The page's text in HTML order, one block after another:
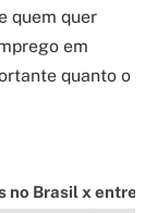
quem quer
em
quanto o
Brasil x